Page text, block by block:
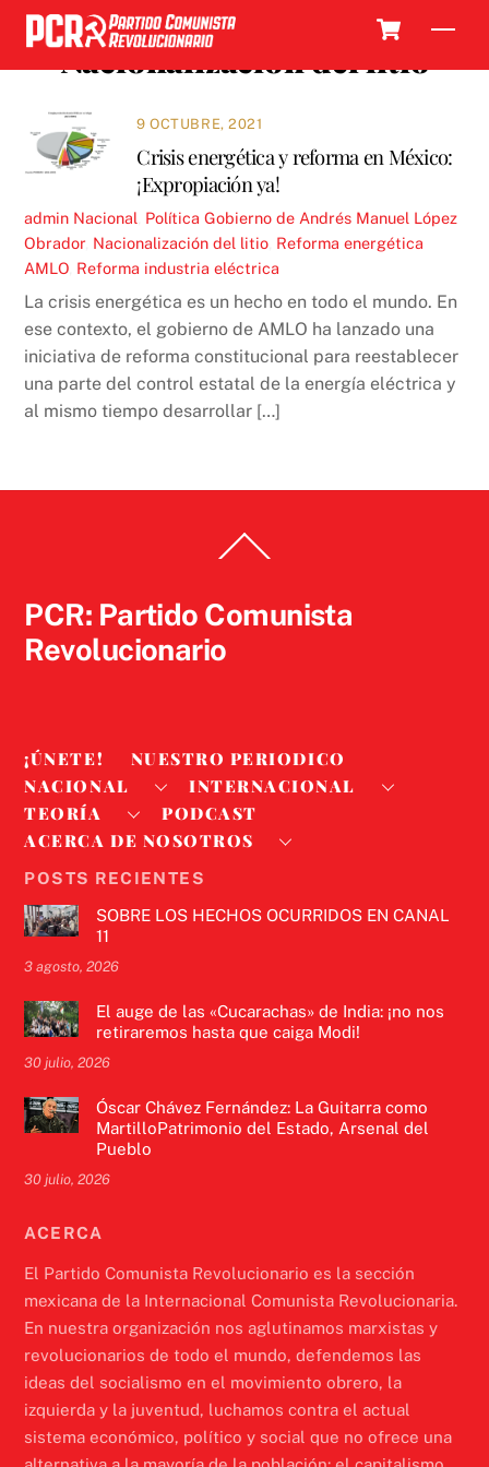
Skip
contentNacionalización del litio
9 OCTUBRE, 2021
Crisis energética y reforma en México:
¡Expropiación ya!
admin Nacional Política Gobierno de Andrés Manuel López
Obrador, Nacionalización del litio Reforma energética
AMLO Reforma industria eléctrica
La crisis energética es un hecho en todo el mundo. En
ese contexto, el gobierno de AMLO ha lanzado una
iniciativa de reforma constitucional para reestablecer
una parte del control estatal de la energía eléctrica y
al mismo tiempo desarrollar […]
To
PCR: Partido Comunista
Revolucionario
¡ÚNETE!
NUESTRO PERIODICO
NACIONAL
INTERNACIONAL
TEORÍA
PODCAST
ACERCA DE NOSOTROS
POSTS RECIENTES
SOBRE LOS HECHOS OCURRIDOS EN CANAL
11
3 agosto, 2026
El auge de las «Cucarachas» de India: ¡no nos
retiraremos hasta que caiga Modi!
30 julio, 2026
Óscar Chávez Fernández: La Guitarra como
MartilloPatrimonio del Estado, Arsenal del
Pueblo
30 julio, 2026
ACERCA
El Partido Comunista Revolucionario es la sección
mexicana de la Internacional Comunista Revolucionaria.
En nuestra organización nos aglutinamos marxistas y
revolucionarios de todo el mundo, defendemos las
ideas del socialismo en el movimiento obrero, la
izquierda y la juventud, luchamos contra el actual
sistema económico, político y social que no ofrece una